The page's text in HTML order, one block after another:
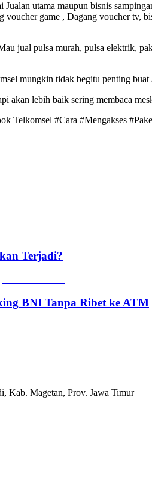
utama maupun bisnis
voucher game , Dagang voucher tv,
jual pulsa murah, pulsa elektrik,
mungkin tidak begitu penting
akan lebih baik sering membaca
Telkomsel #Cara #Mengakses
Terjadi?
BNI Tanpa Ribet ke ATM
Kab. Magetan, Prov. Jawa Timur